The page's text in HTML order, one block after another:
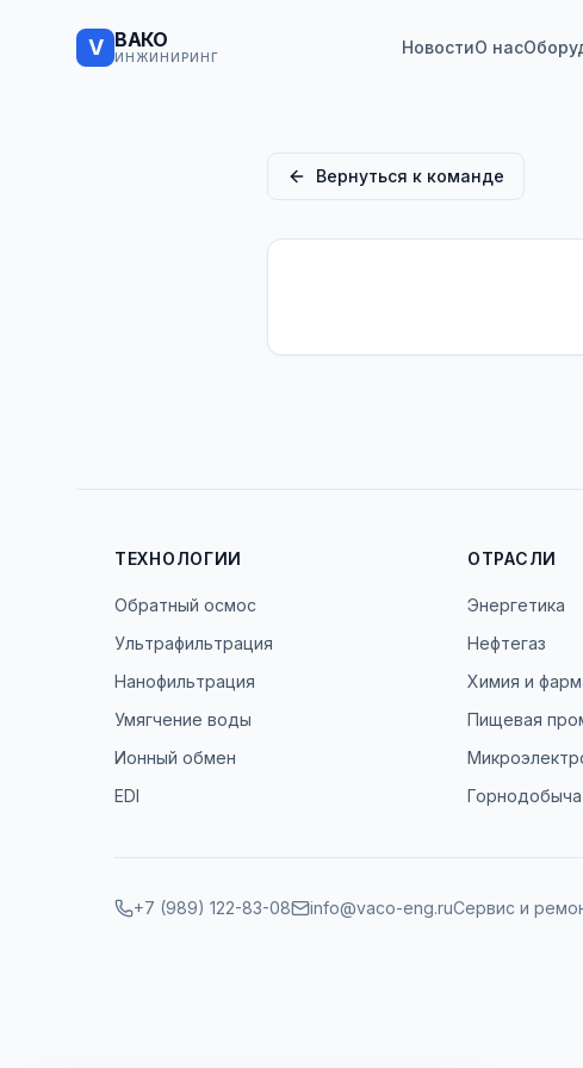
V ВАКО
ИНЖИНИРИНГ НовостиО нас
Вернуться к команде
ТЕХНОЛОГИИ
Обратный осмос
Ультрафильтрация
Нанофильтрация
Умягчение воды
Ионный обмен
EDI
ОТРАСЛИ
Энергетика
Нефтегаз
Химия и
Пищевая
Горнодобыча
+7 (989) 122-83-08 info@vaco-eng.ruСервис и